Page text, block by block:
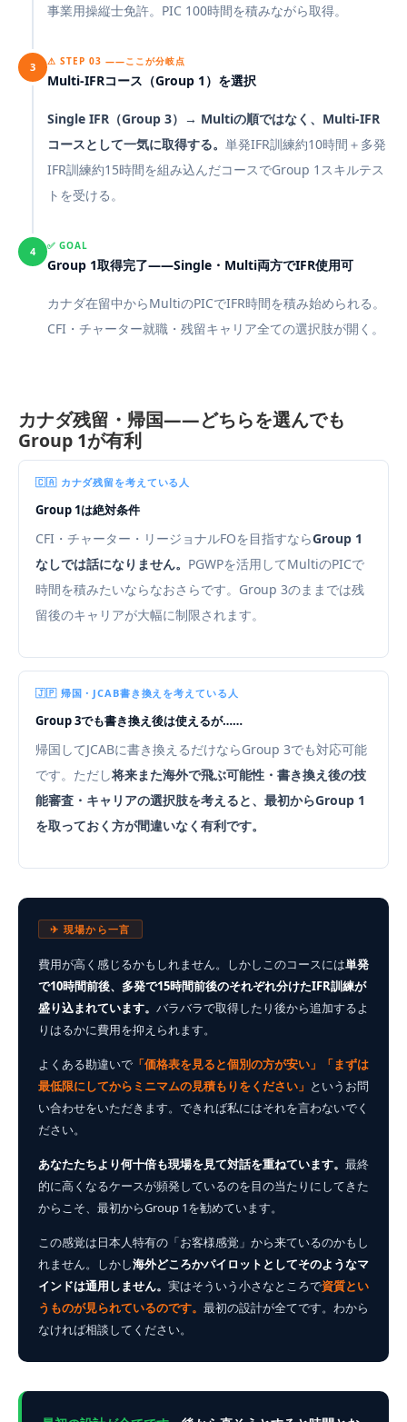
事業用操縦士免許。PIC 100時間を積みながら取得。
3 ⚠ STEP 03 ——ここが分岐点
Multi-IFRコース（Group 1）を選択
Single IFR（Group 3）→ Multiの順ではなく、Multi-IFR
コースとして一気に取得する。 単発IFR訓練約10時間＋多発
IFR訓練約15時間を組み込んだコースでGroup 1スキルテス
トを受ける。
4 ✅ GOAL
Group 1取得完了——Single・Multi両方でIFR使用可
カナダ在留中からMultiのPICでIFR時間を積み始められる。
CFI・チャーター就職・残留キャリア全ての選択肢が開く。
カナダ残留・帰国——どちらを選んでも
Group 1が有利
🇨🇦 カナダ残留を考えている人
Group 1は絶対条件
CFI・チャーター・リージョナルFOを目指すならGroup 1
なしでは話になりません。 PGWPを活用してMultiのPICで
時間を積みたいならなおさらです。Group 3のままでは残
留後のキャリアが大幅に制限されます。
🇯🇵 帰国・JCAB書き換えを考えている人
Group 3でも書き換え後は使えるが……
帰国してJCABに書き換えるだけならGroup 3でも対応可能
です。ただし将来また海外で飛ぶ可能性・書き換え後の技
能審査・キャリアの選択肢を考えると、最初からGroup 1
を取っておく方が間違いなく有利です。
✈ 現場から一言
費用が高く感じるかもしれません。しかしこのコースには単発
で10時間前後、多発で15時間前後のそれぞれ分けたIFR訓練が
盛り込まれています。 バラバラで取得したり後から追加するよ
りはるかに費用を抑えられます。
よくある勘違いで 「価格表を見ると個別の方が安い」「まずは
最低限にしてからミニマムの見積もりをください」 というお問
い合わせをいただきます。できれば私にはそれを言わないでく
ださい。
あなたたちより何十倍も現場を見て対話を重ねています。 最終
的に高くなるケースが頻発しているのを目の当たりにしてきた
からこそ、最初からGroup 1を勧めています。
この感覚は日本人特有の「お客様感覚」から来ているのかもし
れません。しかし海外どころかパイロットとしてそのようなマ
インドは通用しません。 実はそういう小さなところで資質とい
うものが見られているのです。 最初の設計が全てです。わから
なければ相談してください。